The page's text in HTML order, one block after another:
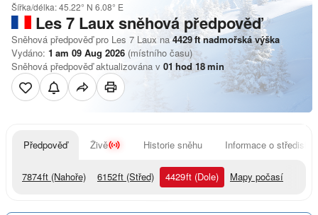
Šířka/délka:45.22° N 6.08° E
Les 7 Lauxsněhová předpověď
Sněhová předpověď pro Les 7 Laux na 4429ftnadmořská výška
Vydáno: 1 am 09 Aug 2026 (místního času)
Sněhová předpověď aktualizována v 01 hod18min
Předpověď Živě Historie sněhu Informace o středisku
7874ft (Nahoře) 6152ft (Střed) 4429ft (Dole) Mapy počasí